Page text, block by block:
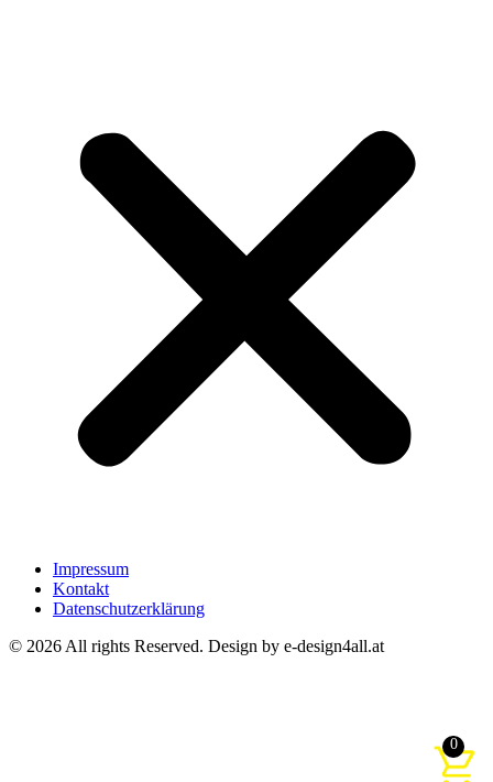
Impressum
Kontakt
Datenschutzerklärung
© 2026 All rights Reserved. Design by e-design4all.at
0